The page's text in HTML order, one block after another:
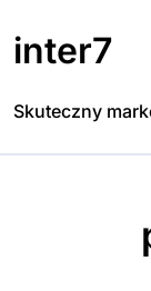
to
content
inter7
Skuteczny